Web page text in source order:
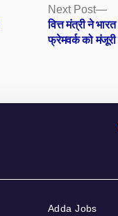
Next Post
वित्त मंत्री ने
फ्रेमवर्क को मंजूरी
Adda Jobs